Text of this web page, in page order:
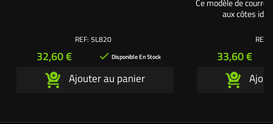
REF: 5L820
Prix
32,60 €  Disponible En Stock
Ajouter au panier
aux côtes
REF:
Prix
33,60 €